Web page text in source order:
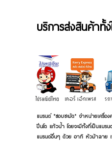
บริการส่งสินค้าทั้
แบรนด์ "ชอบชะมัด" จำหน่ายเครื่อ
ปิ่นโต แก้วน้ำ โดยจะมีทั้งที่เป็นแบร
แบรนด์อื่นๆ ด้วย อาทิ หัวม้าลาย เ